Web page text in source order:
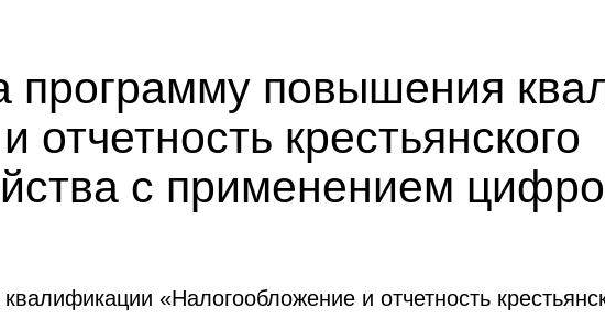
программу повышения
крестьянского
с применением
«Налогообложение и отчетность